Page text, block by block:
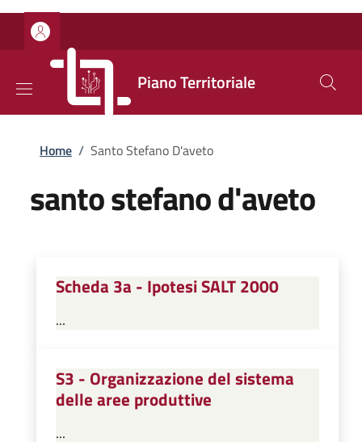
Salta al contenuto principale
Skip to footer content
Piano Territoriale
Briciole di pane
Home / Santo Stefano D'aveto
santo stefano d'aveto
Scheda 3a - Ipotesi SALT 2000
...
S3 - Organizzazione del sistema
delle aree produttive
...